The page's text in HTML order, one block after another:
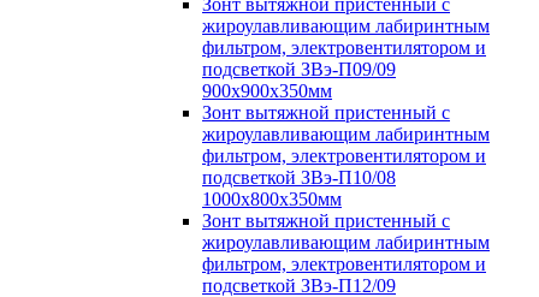
Зонт вытяжной пристенный с
жироулавливающим лабиринтным
фильтром, электровентилятором и
подсветкой ЗВэ-П09/09
900х900х350мм
Зонт вытяжной пристенный с
жироулавливающим лабиринтным
фильтром, электровентилятором и
подсветкой ЗВэ-П10/08
1000х800х350мм
Зонт вытяжной пристенный с
жироулавливающим лабиринтным
фильтром, электровентилятором и
подсветкой ЗВэ-П12/09